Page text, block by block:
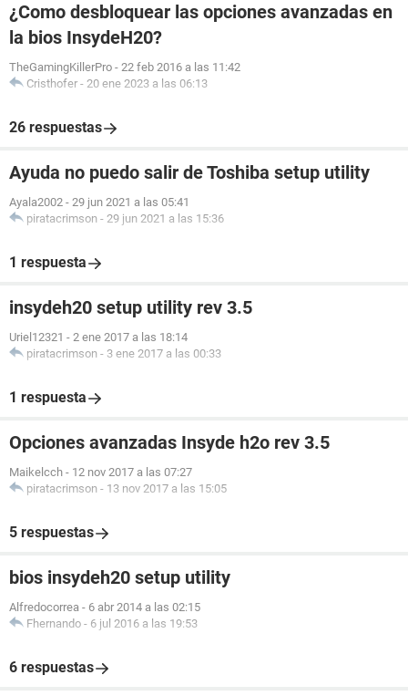
¿Como desbloquear las opciones avanzadas en
la bios InsydeH20?
TheGamingKillerPro - 22 feb 2016 a las 11:42
Cristhofer - 20 ene 2023 a las 06:13
26 respuestas
Ayuda no puedo salir de Toshiba setup utility
Ayala2002 - 29 jun 2021 a las 05:41
piratacrimson - 29 jun 2021 a las 15:36
1 respuesta
insydeh20 setup utility rev 3.5
Uriel12321 - 2 ene 2017 a las 18:14
piratacrimson - 3 ene 2017 a las 00:33
1 respuesta
Opciones avanzadas Insyde h2o rev 3.5
Maikelcch - 12 nov 2017 a las 07:27
piratacrimson - 13 nov 2017 a las 15:05
5 respuestas
bios insydeh20 setup utility
Alfredocorrea - 6 abr 2014 a las 02:15
Fhernando - 6 jul 2016 a las 19:53
6 respuestas